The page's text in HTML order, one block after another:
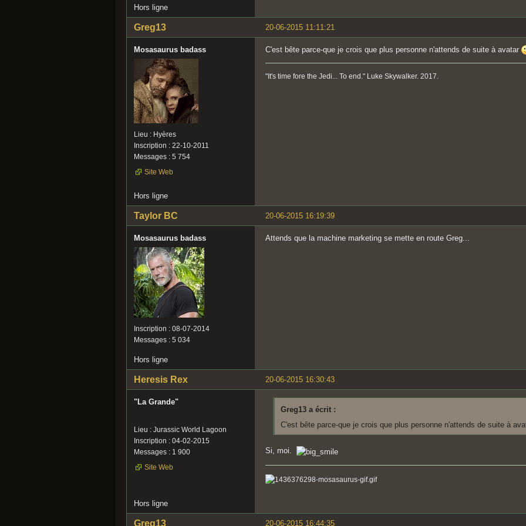
Hors ligne
20-06-2015 11:11:21
Greg13
Mosasaurus badass
Lieu : Hyères
Inscription : 22-10-2011
Messages : 5 754
Site Web
C'est bête parce-que je crois que plus personne n'attends de suite à avatar
"It's time fore the Jedi... To end." Luke Skywalker. 2017.
Hors ligne
20-06-2015 16:19:39
Taylor BC
Mosasaurus badass
Inscription : 08-07-2014
Messages : 5 034
Attends que la machine marketing se mette en route Greg...
Hors ligne
20-06-2015 16:30:43
Heresis Rex
"La Grande"
Lieu : Jurassic World Lagoon
Inscription : 04-02-2015
Messages : 1 900
Site Web
Greg13 a écrit :
C'est bête parce-que je crois que plus personne n'attends de suite à
Si, moi.
Hors ligne
20-06-2015 16:44:35
Greg13